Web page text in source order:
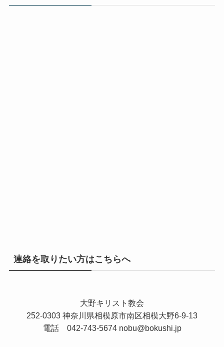
連絡を取りたい方はこちらへ
大野キリスト教会
252-0303 神奈川県相模原市南区相模大野6-9-13
電話 042-743-5674nobu@bokushi.jp